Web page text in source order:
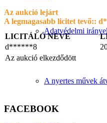
Adatvédelmi
A nyertes művek
Az aukció lejárt
A legmagasabb licitet tevő::
LICITÁLÓ NEVE
d******8
Az aukció elkezdődött
FACEBOOK